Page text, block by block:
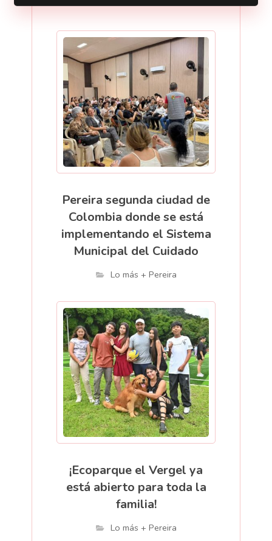
Pereira segunda ciudad de
Colombia donde se está
implementando el Sistema
Municipal del Cuidado
Lo más + Pereira
¡Ecoparque el Vergel ya
está abierto para toda la
familia!
Lo más + Pereira